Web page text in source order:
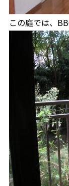
この庭では、